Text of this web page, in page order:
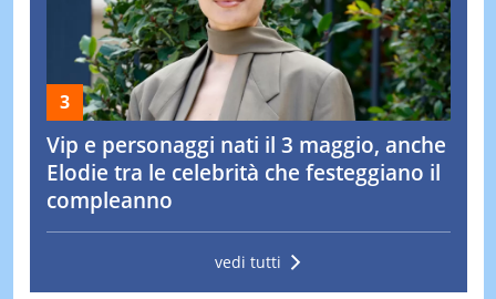
Vip e personaggi nati il 3 maggio, anche
Elodie tra le celebrità che festeggiano il
compleanno
vedi tutti